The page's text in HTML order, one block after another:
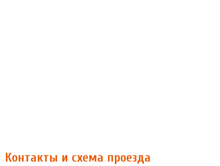
Контакты и схема проезда